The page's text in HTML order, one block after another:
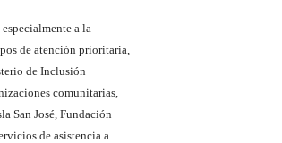
a la
de atención prioritaria,
de Inclusión
comunitarias,
San José, Fundación
de asistencia a